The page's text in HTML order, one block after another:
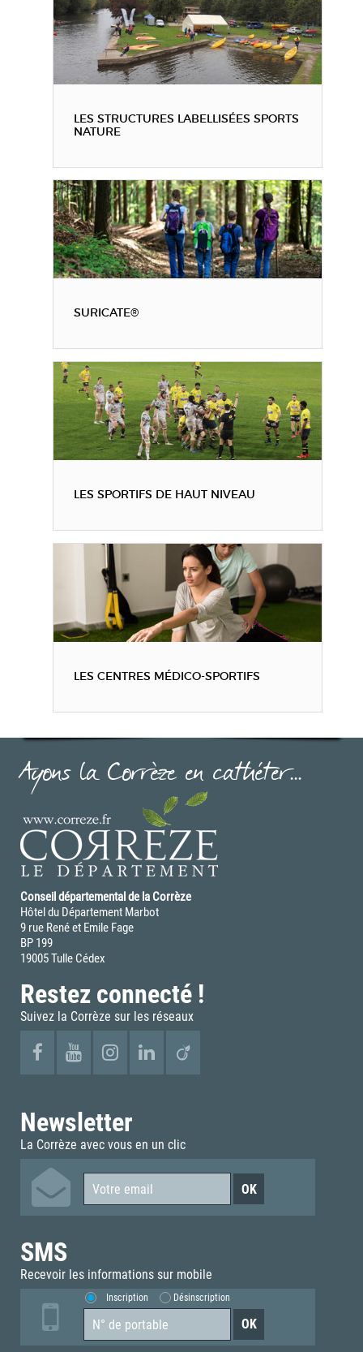
LES STRUCTURES LABELLISÉES SPORTS
NATURE
SURICATE®
LES SPORTIFS DE HAUT NIVEAU
LES CENTRES MÉDICO-SPORTIFS
Ayons la Corrèze en cathéter...
Conseil départemental de la Corrèze
Hôtel du Département Marbot
9 rue René et Emile Fage
BP 199
19005 Tulle Cédex
Restez connecté !
Suivez la Corrèze sur les réseaux
Newsletter
La Corrèze avec vous en un clic
SMS
Recevoir les informations sur mobile
Inscription Désinscription